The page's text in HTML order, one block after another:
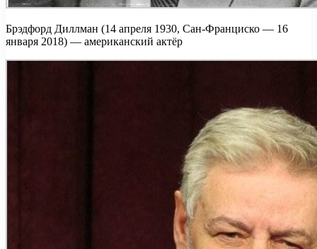
Брэдфорд Диллман (14 апреля 1930, Сан-Франциско — 16
января 2018) — американский актёр